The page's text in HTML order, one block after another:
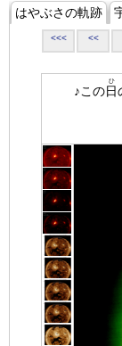
はやぶさの軌跡
<<< <<
♪この日
ひ